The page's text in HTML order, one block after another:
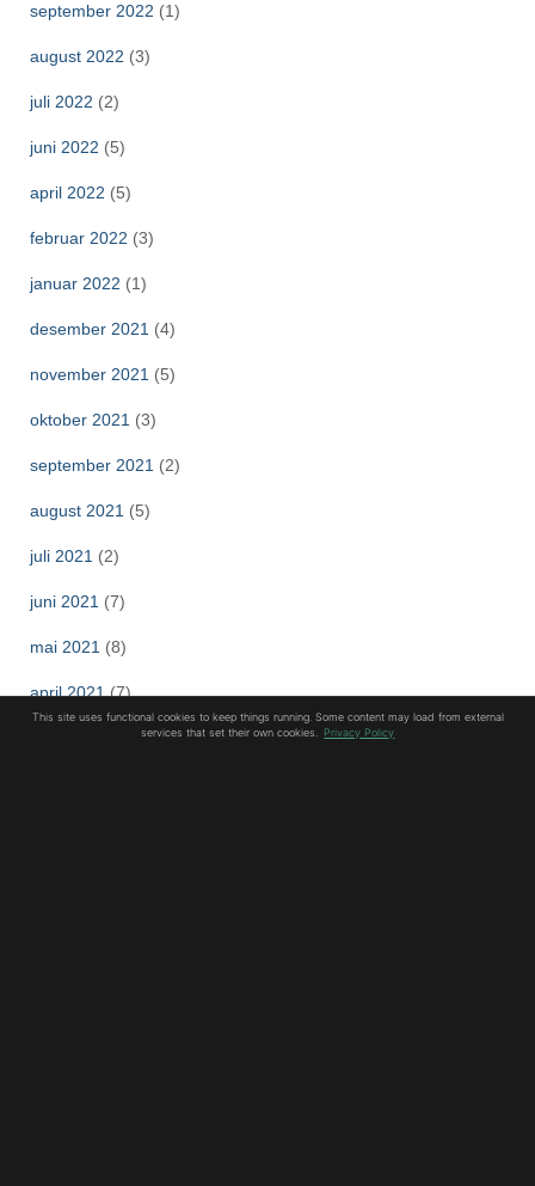
september 2022 (1)
august 2022 (3)
juli 2022 (2)
juni 2022 (5)
april 2022 (5)
februar 2022 (3)
januar 2022 (1)
desember 2021 (4)
november 2021 (5)
oktober 2021 (3)
september 2021 (2)
august 2021 (5)
juli 2021 (2)
juni 2021 (7)
mai 2021 (8)
april 2021(7)
This site uses functional cookies to keep things running. Some content may load from external
services that set their own cookies.
Privacy Policy